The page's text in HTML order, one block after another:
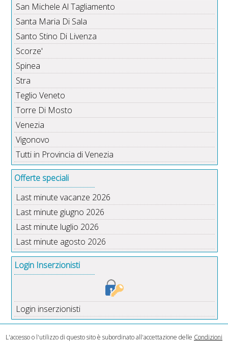
San Michele Al Tagliamento
Santa Maria Di Sala
Santo Stino Di Livenza
Scorze'
Spinea
Stra
Teglio Veneto
Torre Di Mosto
Venezia
Vigonovo
Tutti in Provincia di Venezia
Offerte speciali
Last minute vacanze 2026
Last minute giugno 2026
Last minute luglio 2026
Last minute agosto 2026
Login Inserzionisti
Login inserzionisti
L'accesso o l'utilizzo di questo sito è subordinato all'accettazione delle Condizioni